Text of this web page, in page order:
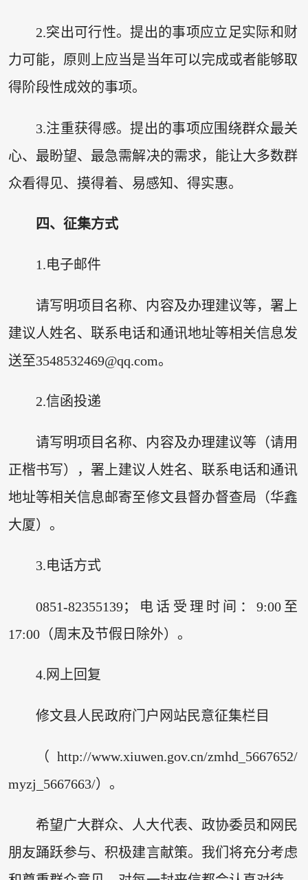
2.突出可行性。提出的事项应立足实际和财
力可能，原则上应当是当年可以完成或者能够取
得阶段性成效的事项。
3.注重获得感。提出的事项应围绕群众最关
心、最盼望、最急需解决的需求，能让大多数群
众看得见、摸得着、易感知、得实惠。
四、征集方式
1.电子邮件
请写明项目名称、内容及办理建议等，署上
建议人姓名、联系电话和通讯地址等相关信息发
送至3548532469@qq.com。
2.信函投递
请写明项目名称、内容及办理建议等（请用
正楷书写），署上建议人姓名、联系电话和通讯
地址等相关信息邮寄至修文县督办督查局（华鑫
大厦）。
3.电话方式
0851-82355139；电话受理时间：9:00至
17:00（周末及节假日除外）。
4.网上回复
修文县人民政府门户网站民意征集栏目
（http://www.xiuwen.gov.cn/zmhd_5667652/
myzj_5667663/）。
希望广大群众、人大代表、政协委员和网民
朋友踊跃参与、积极建言献策。我们将充分考虑